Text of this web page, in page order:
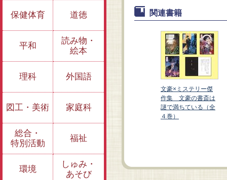
関連書籍
指輪～名探偵の悲し
みに
疑惑～思いがけない
結末を
文豪×ミステリー傑
作集 文豪の書斎は
謎で満ちている（全
４巻）
保健体育 道徳
平和
読み物・
絵本
理科 外国語
図工・美術 家庭科
総合・
特別活動
福祉
環境
しゅみ・
あそび